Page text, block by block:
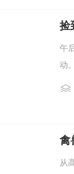
捡
午
动
禽
从